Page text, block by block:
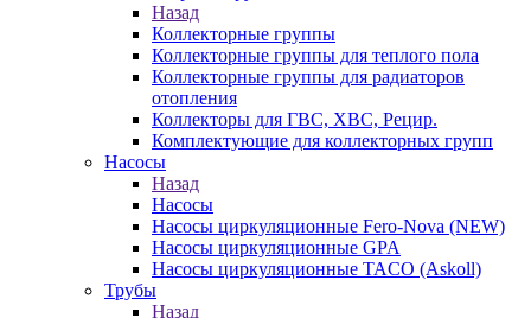
Назад
Коллекторные группы
Коллекторные группы для теплого пола
Коллекторные группы для радиаторов
отопления
Коллекторы для ГВС, ХВС, Рецир.
Комплектующие для коллекторных групп
Насосы
Назад
Насосы
Насосы циркуляционные Fero-Nova (NEW)
Насосы циркуляционные GPA
Насосы циркуляционные TACO (Askoll)
Трубы
Назад